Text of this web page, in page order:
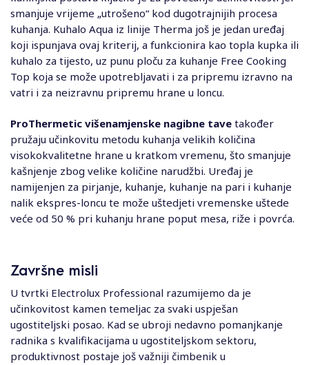
smanjuje vrijeme „utrošeno“ kod dugotrajnijih procesa
kuhanja. Kuhalo Aqua iz linije Therma još je jedan uređaj
koji ispunjava ovaj kriterij, a funkcionira kao topla kupka ili
kuhalo za tijesto, uz punu ploču za kuhanje Free Cooking
Top koja se može upotrebljavati i za pripremu izravno na
vatri i za neizravnu pripremu hrane u loncu.
ProThermetic višenamjenske nagibne tave također
pružaju učinkovitu metodu kuhanja velikih količina
visokokvalitetne hrane u kratkom vremenu, što smanjuje
kašnjenje zbog velike količine narudžbi. Uređaj je
namijenjen za pirjanje, kuhanje, kuhanje na pari i kuhanje
nalik ekspres-loncu te može uštedjeti vremenske uštede
veće od 50 % pri kuhanju hrane poput mesa, riže i povrća.
Završne misli
U tvrtki Electrolux Professional razumijemo da je
učinkovitost kamen temeljac za svaki uspješan
ugostiteljski posao. Kad se ubroji nedavno pomanjkanje
radnika s kvalifikacijama u ugostiteljskom sektoru,
produktivnost postaje još važniji čimbenik u